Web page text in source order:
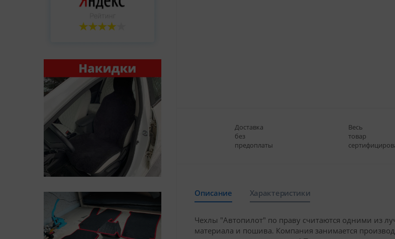
Доставка
без
предоплаты
Весь
товар
Описание Характеристики
Чехлы "Автопилот" по праву считаются одними из
материала и пошива. Компания занимается